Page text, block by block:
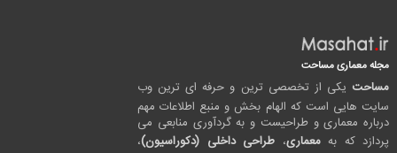
مجله معماری مساحت
مساحت یکی از تخصصی ترین و حرفه ای ترین وب
سایت هایی است که الهام بخش و منبع اطلاعات مهم
درباره معماری و طراحیست و به گردآوری منابعی می
پردازد که بهمعماری، طراحی داخلی (دکوراسیون)،